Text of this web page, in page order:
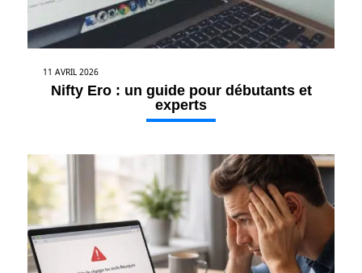
11 AVRIL 2026
Nifty Ero : un guide pour débutants et
experts